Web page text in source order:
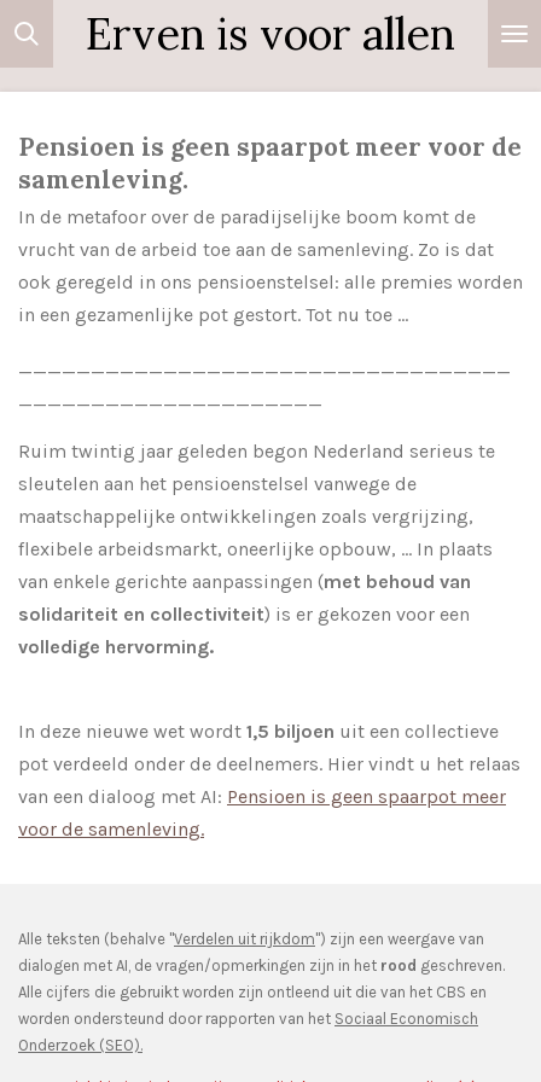
Ga
naar
hoofdinhoud
Erven is voor allen
Pensioen is geen spaarpot meer voor de
samenleving.
In de metafoor over de paradijselijke boom komt de
vrucht van de arbeid toe aan de samenleving. Zo is dat
ook geregeld in ons pensioenstelsel: alle premies worden
in een gezamenlijke pot gestort. Tot nu toe ...
__________________________________
_____________________
Ruim twintig jaar geleden begon Nederland serieus te
sleutelen aan het pensioenstelsel vanwege de
maatschappelijke ontwikkelingen zoals vergrijzing,
flexibele arbeidsmarkt, oneerlijke opbouw, ... In plaats
van enkele gerichte aanpassingen (met behoud van
solidariteit en collectiviteit) is er gekozen voor een
volledige hervorming.
In deze nieuwe wet wordt 1,5 biljoen uit een collectieve
pot verdeeld onder de deelnemers. Hier vindt u het relaas
van een dialoog met AI: Pensioen is geen spaarpot meer
voor de samenleving.
Alle teksten (behalve "Verdelen uit rijkdom") zijn een weergave van
dialogen met AI, de vragen/opmerkingen zijn in het rood geschreven.
Alle cijfers die gebruikt worden zijn ontleend uit die van het CBS en
worden ondersteund door rapporten van het Sociaal Economisch
Onderzoek (SEO).